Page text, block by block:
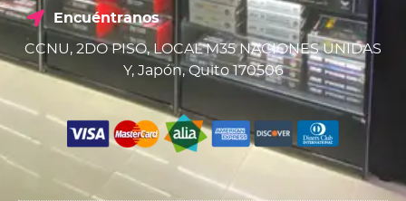
Encuéntranos
CCNU, 2DO PISO, LOCAL M35 NACIONES UNIDAS
Y, Japón, Quito 170506